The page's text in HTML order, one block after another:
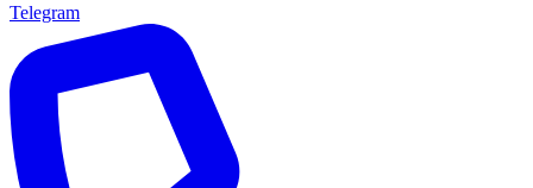
Telegram